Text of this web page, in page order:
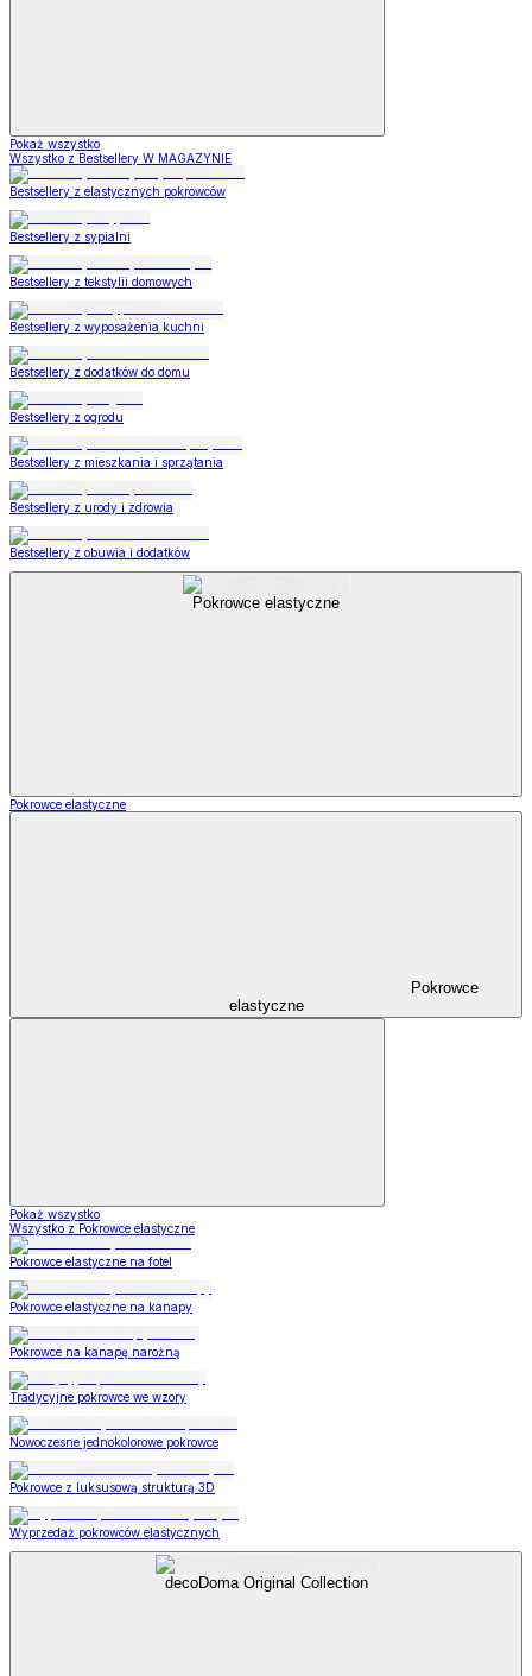
Pokaż wszystko
Wszystko z Bestsellery W MAGAZYNIE
Bestsellery z elastycznych pokrowców
Bestsellery z sypialni
Bestsellery z tekstylii domowych
Bestsellery z wyposażenia kuchni
Bestsellery z dodatków do domu
Bestsellery z ogrodu
Bestsellery z mieszkania i sprzątania
Bestsellery z urody i zdrowia
Bestsellery z obuwia i dodatków
Pokrowce elastyczne
Pokrowce elastyczne
Pokrowce
elastyczne
Pokaż wszystko
Wszystko z Pokrowce elastyczne
Pokrowce elastyczne na fotel
Pokrowce elastyczne na kanapy
Pokrowce na kanapę narożną
Tradycyjne pokrowce we wzory
Nowoczesne jednokolorowe pokrowce
Pokrowce z luksusową strukturą 3D
Wyprzedaż pokrowców elastycznych
decoDoma Original Collection